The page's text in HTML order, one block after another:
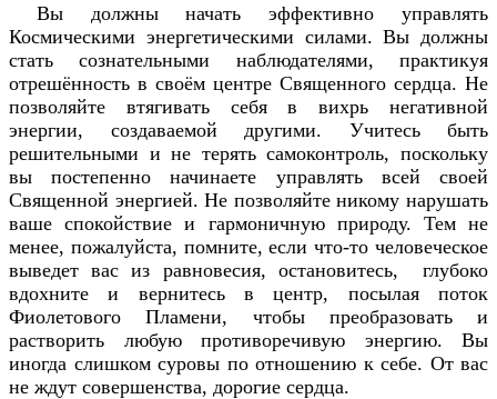
Вы должны начать эффективно управлять
Космическими энергетическими силами. Вы должны
стать сознательными наблюдателями, практикуя
отрешённость в своём центре Священного сердца. Не
позволяйте втягивать себя в вихрь негативной
энергии, создаваемой другими. Учитесь быть
решительными и не терять самоконтроль, поскольку
вы постепенно начинаете управлять всей своей
Священной энергией. Не позволяйте никому нарушать
ваше спокойствие и гармоничную природу. Тем не
менее, пожалуйста, помните, если что-то человеческое
выведет вас из равновесия, остановитесь, глубоко
вдохните и вернитесь в центр, посылая поток
Фиолетового Пламени, чтобы преобразовать и
растворить любую противоречивую энергию. Вы
иногда слишком суровы по отношению к себе. От вас
не ждут совершенства, дорогие сердца.